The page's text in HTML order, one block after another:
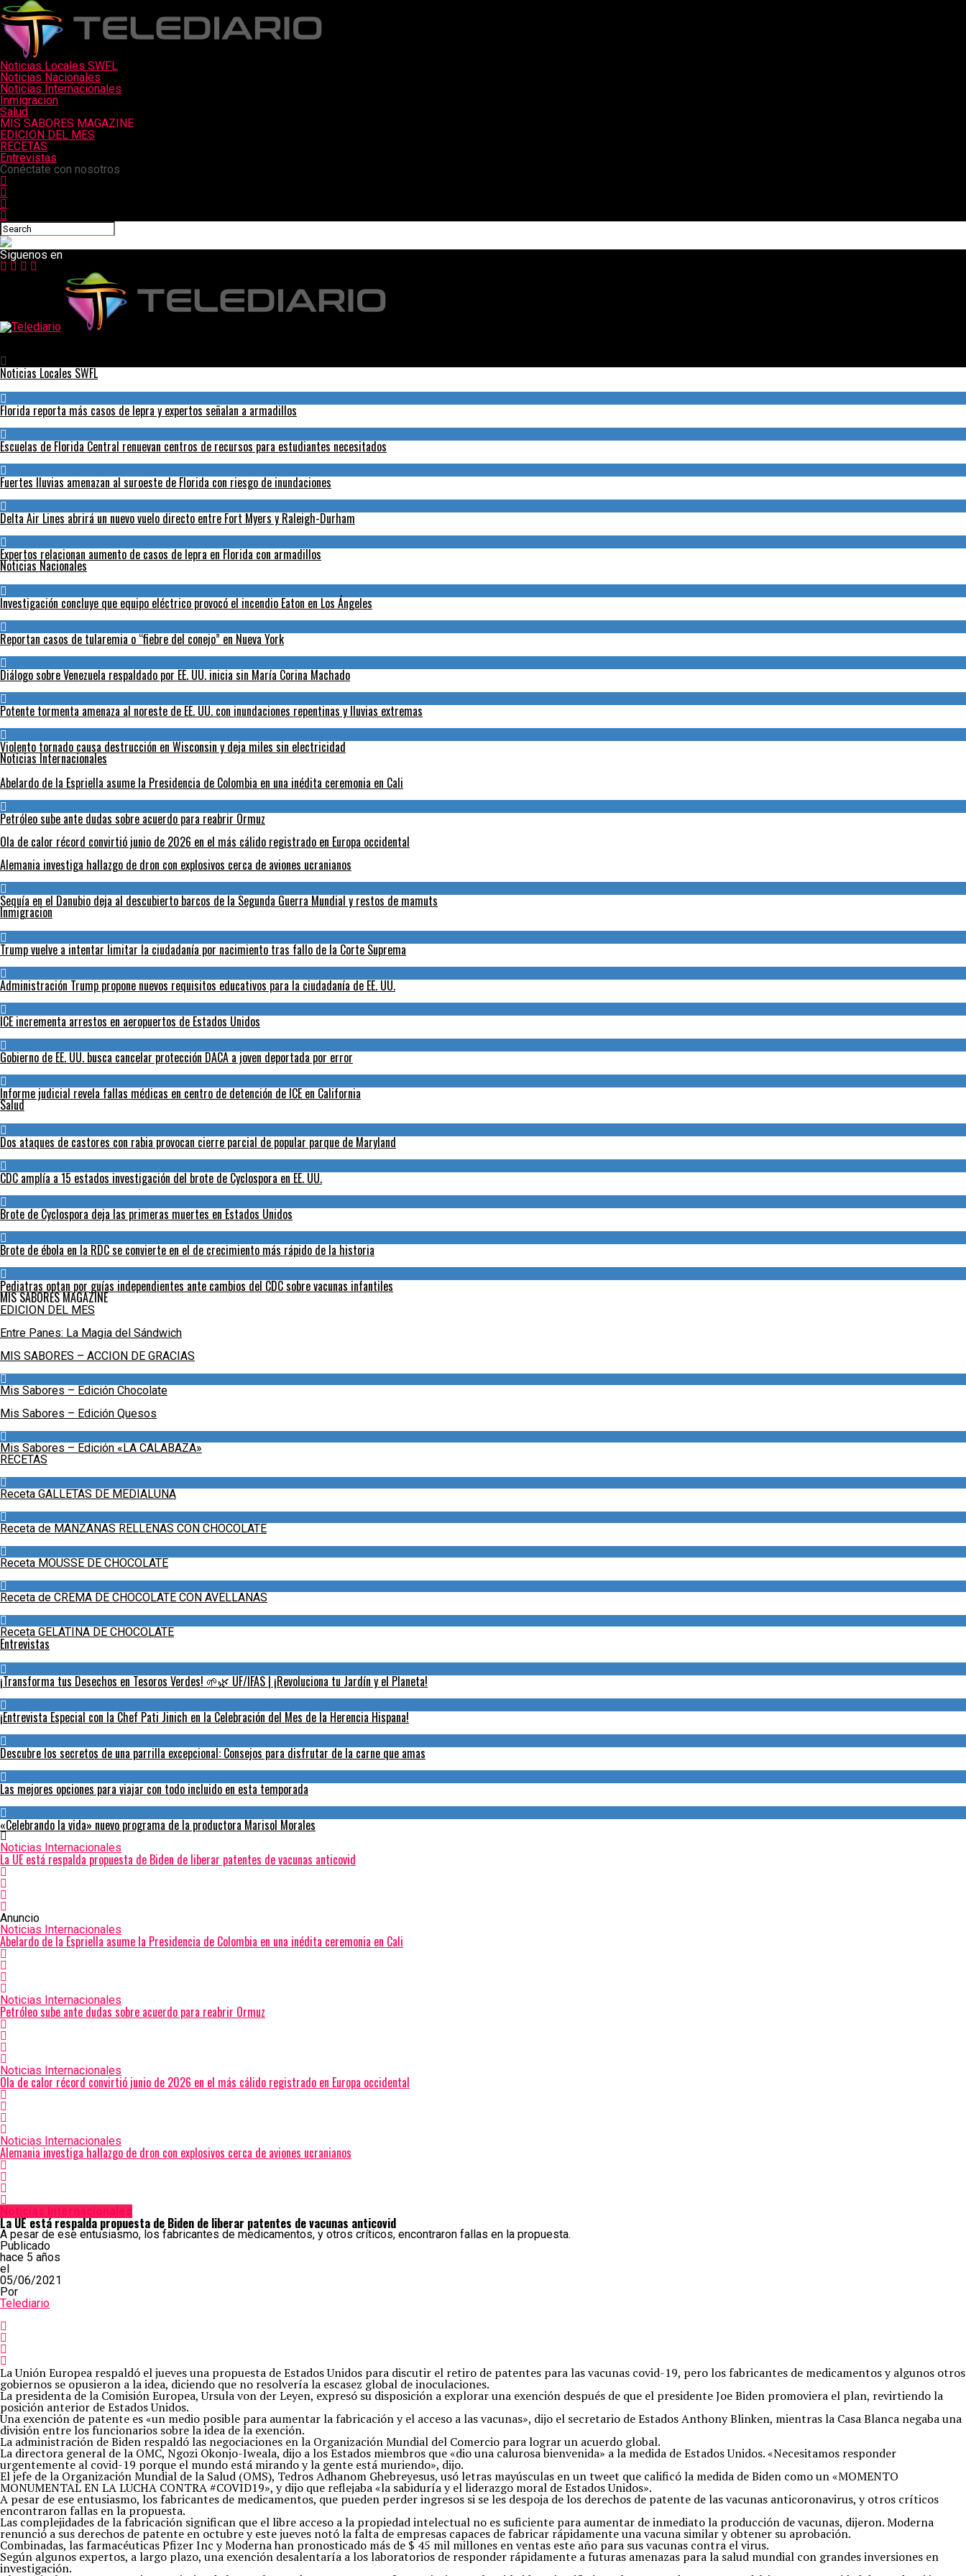
Noticias Locales SWFL
Noticias Nacionales
Noticias Internacionales
Inmigracion
Salud
MIS SABORES MAGAZINE
EDICION DEL MES
RECETAS
Entrevistas
Conéctate con nosotros
Siguenos en
Noticias Locales SWFL
Florida reporta más casos de lepra y expertos señalan a armadillos
Escuelas de Florida Central renuevan centros de recursos para estudiantes necesitados
Fuertes lluvias amenazan al suroeste de Florida con riesgo de inundaciones
Delta Air Lines abrirá un nuevo vuelo directo entre Fort Myers y Raleigh-Durham
Expertos relacionan aumento de casos de lepra en Florida con armadillos
Noticias Nacionales
Investigación concluye que equipo eléctrico provocó el incendio Eaton en Los Ángeles
Reportan casos de tularemia o “fiebre del conejo” en Nueva York
Diálogo sobre Venezuela respaldado por EE. UU. inicia sin María Corina Machado
Potente tormenta amenaza al noreste de EE. UU. con inundaciones repentinas y lluvias extremas
Violento tornado causa destrucción en Wisconsin y deja miles sin electricidad
Noticias Internacionales
Abelardo de la Espriella asume la Presidencia de Colombia en una inédita ceremonia en Cali
Petróleo sube ante dudas sobre acuerdo para reabrir Ormuz
Ola de calor récord convirtió junio de 2026 en el más cálido registrado en Europa occidental
Alemania investiga hallazgo de dron con explosivos cerca de aviones ucranianos
Sequía en el Danubio deja al descubierto barcos de la Segunda Guerra Mundial y restos de mamuts
Inmigracion
Trump vuelve a intentar limitar la ciudadanía por nacimiento tras fallo de la Corte Suprema
Administración Trump propone nuevos requisitos educativos para la ciudadanía de EE. UU.
ICE incrementa arrestos en aeropuertos de Estados Unidos
Gobierno de EE. UU. busca cancelar protección DACA a joven deportada por error
Informe judicial revela fallas médicas en centro de detención de ICE en California
Salud
Dos ataques de castores con rabia provocan cierre parcial de popular parque de Maryland
CDC amplía a 15 estados investigación del brote de Cyclospora en EE. UU.
Brote de Cyclospora deja las primeras muertes en Estados Unidos
Brote de ébola en la RDC se convierte en el de crecimiento más rápido de la historia
Pediatras optan por guías independientes ante cambios del CDC sobre vacunas infantiles
MIS SABORES MAGAZINE
EDICION DEL MES
Entre Panes: La Magia del Sándwich
MIS SABORES – ACCION DE GRACIAS
Mis Sabores – Edición Chocolate
Mis Sabores – Edición Quesos
Mis Sabores – Edición «LA CALABAZA»
RECETAS
Receta GALLETAS DE MEDIALUNA
Receta de MANZANAS RELLENAS CON CHOCOLATE
Receta MOUSSE DE CHOCOLATE
Receta de CREMA DE CHOCOLATE CON AVELLANAS
Receta GELATINA DE CHOCOLATE
Entrevistas
¡Transforma tus Desechos en Tesoros Verdes! 🌱🌿 UF/IFAS | ¡Revoluciona tu Jardín y el Planeta!
¡Entrevista Especial con la Chef Pati Jinich en la Celebración del Mes de la Herencia Hispana!
Descubre los secretos de una parrilla excepcional: Consejos para disfrutar de la carne que amas
Las mejores opciones para viajar con todo incluido en esta temporada
«Celebrando la vida» nuevo programa de la productora Marisol Morales
Noticias Internacionales
La UE está respalda propuesta de Biden de liberar patentes de vacunas anticovid
Anuncio
Noticias Internacionales
Abelardo de la Espriella asume la Presidencia de Colombia en una inédita ceremonia en Cali
Noticias Internacionales
Petróleo sube ante dudas sobre acuerdo para reabrir Ormuz
Noticias Internacionales
Ola de calor récord convirtió junio de 2026 en el más cálido registrado en Europa occidental
Noticias Internacionales
Alemania investiga hallazgo de dron con explosivos cerca de aviones ucranianos
Noticias Internacionales
La UE está respalda propuesta de Biden de liberar patentes de vacunas anticovid
A pesar de ese entusiasmo, los fabricantes de medicamentos, y otros críticos, encontraron fallas en la propuesta.
Publicado
hace 5 años
el
05/06/2021
Por
Telediario
La Unión Europea respaldó el jueves una propuesta de Estados Unidos para discutir el retiro de patentes para las vacunas covid-19, pero los fabricantes de medicamentos y algunos otros
gobiernos se opusieron a la idea, diciendo que no resolvería la escasez global de inoculaciones.
La presidenta de la Comisión Europea, Ursula von der Leyen, expresó su disposición a explorar una exención después de que el presidente Joe Biden promoviera el plan, revirtiendo la
posición anterior de Estados Unidos.
Una exención de patente es «un medio posible para aumentar la fabricación y el acceso a las vacunas», dijo el secretario de Estados Anthony Blinken, mientras la Casa Blanca negaba una
división entre los funcionarios sobre la idea de la exención.
La administración de Biden respaldó las negociaciones en la Organización Mundial del Comercio para lograr un acuerdo global.
La directora general de la OMC, Ngozi Okonjo-Iweala, dijo a los Estados miembros que «dio una calurosa bienvenida» a la medida de Estados Unidos. «Necesitamos responder
urgentemente al covid-19 porque el mundo está mirando y la gente está muriendo», dijo.
El jefe de la Organización Mundial de la Salud (OMS), Tedros Adhanom Ghebreyesus, usó letras mayúsculas en un tweet que calificó la medida de Biden como un «MOMENTO
MONUMENTAL EN LA LUCHA CONTRA #COVID19», y dijo que reflejaba «la sabiduría y el liderazgo moral de Estados Unidos».
A pesar de ese entusiasmo, los fabricantes de medicamentos, que pueden perder ingresos si se les despoja de los derechos de patente de las vacunas anticoronavirus, y otros críticos
encontraron fallas en la propuesta.
Las complejidades de la fabricación significan que el libre acceso a la propiedad intelectual no es suficiente para aumentar de inmediato la producción de vacunas, dijeron. Moderna
renunció a sus derechos de patente en octubre y este jueves notó la falta de empresas capaces de fabricar rápidamente una vacuna similar y obtener su aprobación.
Combinadas, las farmacéuticas Pfizer Inc y Moderna han pronosticado más de $ 45 mil millones en ventas este año para sus vacunas contra el virus.
Según algunos expertos, a largo plazo, una exención desalentaría a los laboratorios de responder rápidamente a futuras amenazas para la salud mundial con grandes inversiones en
investigación.